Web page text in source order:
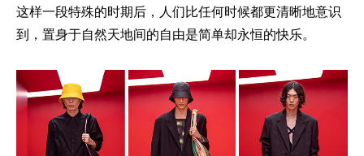
这样一段特殊的时期后，人们比任何时候都更清晰地意识
到，置身于自然天地间的自由是简单却永恒的快乐。